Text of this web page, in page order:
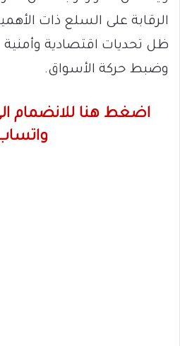
الرقابة على السلع ذات
ظل تحديات اقتصادية وأمنية
وضبط حركة الأسواق.
اضغط هنا للانضمام